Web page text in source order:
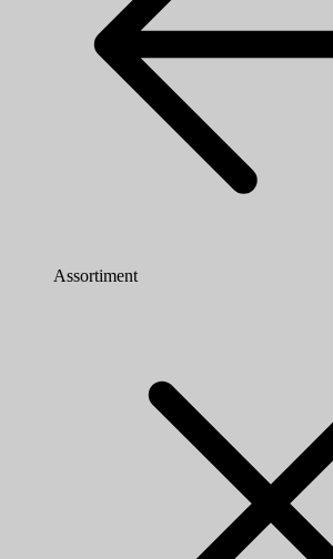
Assortiment